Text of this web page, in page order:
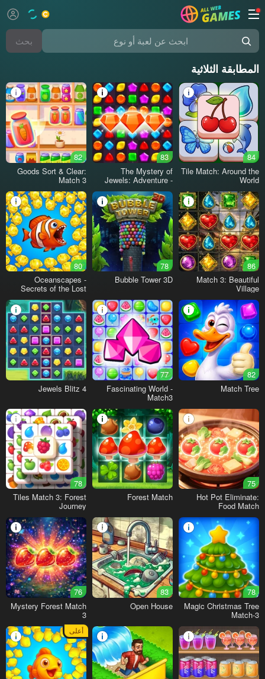
ابحث عن لعبة أو نوع بحث
المطابقة الثلاثية
84
Tile Match: Around the
World
83
The Mystery of
Jewels: Adventure -
82
Goods Sort & Clear:
Match 3
86
Match 3: Beautiful
Village
78
Bubble Tower 3D
80
Oceanscapes -
Secrets of the Lost
Treasures
82
Match Tree
77
Fascinating World -
Match3
Jewels Blitz 4
75
Hot Pot Eliminate:
Food Match
Forest Match
78
Tiles Match 3: Forest
Journey
78
Magic Christmas Tree
Match-3
83
Open House
76
Mystery Forest Match
3
أعلى